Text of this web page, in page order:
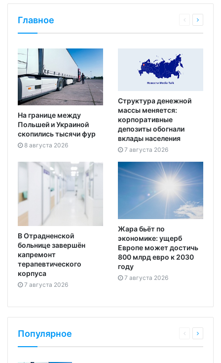
Главное
На границе между
Польшей и Украиной
скопились тысячи фур
8 августа 2026
Структура денежной
массы меняется:
корпоративные
депозиты обогнали
вклады населения
7 августа 2026
В Отрадненской
больнице завершён
капремонт
терапевтического
корпуса
7 августа 2026
Жара бьёт по
экономике: ущерб
Европе может достичь
800 млрд евро к 2030
году
7 августа 2026
Популярное